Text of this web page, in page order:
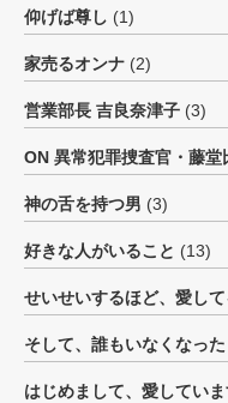
仰げば尊し (1)
家売るオンナ (2)
営業部長 吉良奈津子 (3)
ON 異常犯罪捜査官・藤堂
神の舌を持つ男 (3)
好きな人がいること (13)
せいせいするほど、愛して
そして、誰もいなくなった
はじめまして、愛してい